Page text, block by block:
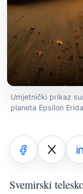
Umjetnički prikaz
planeta Epsilon
Svemirski